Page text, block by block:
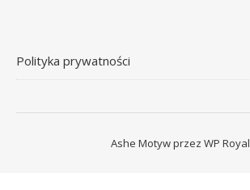
Polityka prywatności
Ashe Motyw przez WP Royal